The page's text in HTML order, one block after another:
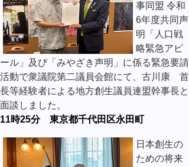
事同盟 令和
6年度共同声
明「人口戦
略緊急アピ
ール」及び「みやざき声明」に係る緊急要請
活動で衆議院第二議員会館にて、古川康 首
長等経験者による地方創生議員連盟幹事長と
面談しました。
11時25分 東京都千代田区永田町
日本創生の
ための将来